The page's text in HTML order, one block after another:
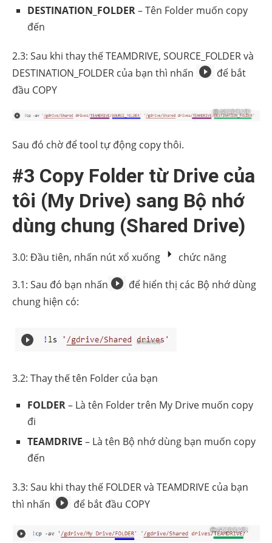
DESTINATION_FOLDER– Tên Folder muốn copy
đến
2.3: Sau khi thay thế TEAMDRIVE, SOURCE_FOLDER và
DESTINATION_FOLDER của bạn thì nhấn
để bắt
đầu COPY
Sau đó chờ để tool tự động copy thôi.
#3 Copy Folder từ Drive của
tôi (My Drive) sang Bộ nhớ
dùng chung (Shared Drive)
3.0: Đầu tiên, nhấn nút xổ xuống chức năng
3.1: Sau đó bạn nhấn
để hiển thị các Bộ nhớ dùng
chung hiện có:
3.2: Thay thế tên Folder của bạn
FOLDER– Là tên Folder trên My Drive muốn copy
đi
TEAMDRIVE – Là tên Bộ nhớ dùng bạn muốn copy
đến
3.3: Sau khi thay thế FOLDER và TEAMDRIVE của bạn
thì nhấn
để bắt đầu COPY